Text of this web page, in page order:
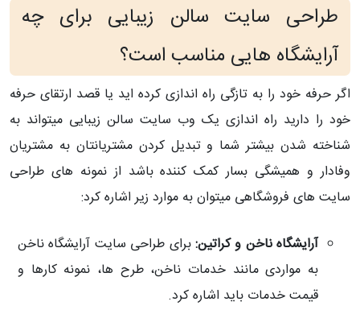
طراحی سایت سالن زیبایی برای چه
آرایشگاه هایی مناسب است؟
اگر حرفه خود را به تازگی راه اندازی کرده اید یا قصد ارتقای حرفه
خود را دارید راه اندازی یک وب سایت سالن زیبایی میتواند به
شناخته شدن بیشتر شما و تبدیل کردن مشتریانتان به مشتریان
وفادار و همیشگی بسار کمک کننده باشد از نمونه های طراحی
سایت های فروشگاهی میتوان به موارد زیر اشاره کرد:
آرایشگاه ناخن و کراتین:برای طراحی سایت آرایشگاه ناخن
به مواردی مانند خدمات ناخن، طرح ها، نمونه کارها و
قیمت خدمات باید اشاره کرد.